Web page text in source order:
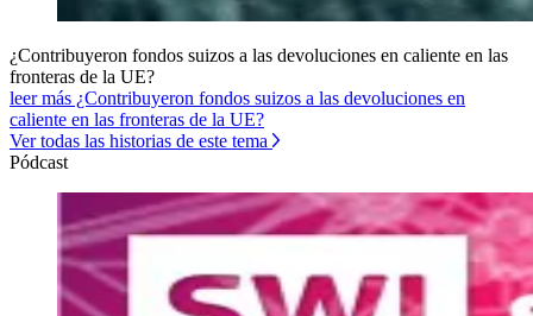
¿Contribuyeron fondos suizos a las devoluciones en caliente en las
fronteras de la UE?
leer más ¿Contribuyeron fondos suizos a las devoluciones en
caliente en las fronteras de la UE?
Ver todas las historias de este tema
Pódcast